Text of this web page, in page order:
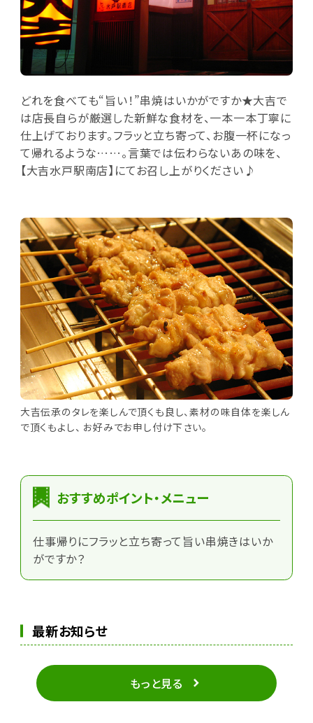
どれを食べても“旨い！”串焼はいかがですか★大吉で
は店長自らが厳選した新鮮な食材を、一本一本丁寧に
仕上げております。フラッと立ち寄って、お腹一杯になっ
て帰れるような……。言葉では伝わらないあの味を、
【大吉水戸駅南店】にてお召し上がりください♪
大吉伝承のタレを楽しんで頂くも良し、素材の味自体を楽しん
で頂くもよし、 お好みでお申し付け下さい。
おすすめポイント・メニュー
仕事帰りにフラッと立ち寄って旨い串焼きはいか
がですか？
最新お知らせ
もっと見る